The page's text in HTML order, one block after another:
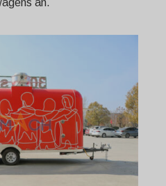
an.